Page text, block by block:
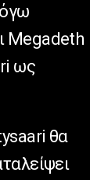
Megadeth
ως
θα